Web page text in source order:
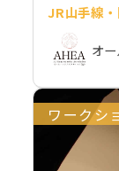
JR山手線
オ
ワークシ